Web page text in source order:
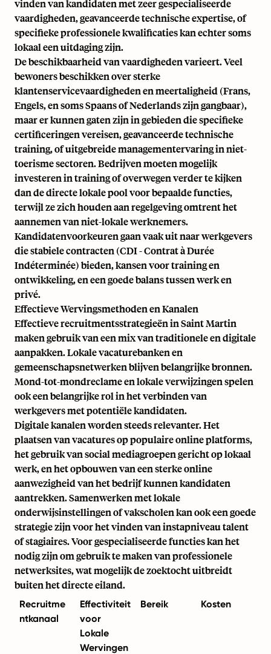
vinden van kandidaten met zeer gespecialiseerde
vaardigheden, geavanceerde technische expertise, of
specifieke professionele kwalificaties kan echter soms
lokaal een uitdaging zijn.
De beschikbaarheid van vaardigheden varieert. Veel
bewoners beschikken over sterke
klantenservicevaardigheden en meertaligheid (Frans,
Engels, en soms Spaans of Nederlands zijn gangbaar),
maar er kunnen gaten zijn in gebieden die specifieke
certificeringen vereisen, geavanceerde technische
training, of uitgebreide managementervaring in niet-
toerisme sectoren. Bedrijven moeten mogelijk
investeren in training of overwegen verder te kijken
dan de directe lokale pool voor bepaalde functies,
terwijl ze zich houden aan regelgeving omtrent het
aannemen van niet-lokale werknemers.
Kandidatenvoorkeuren gaan vaak uit naar werkgevers
die stabiele contracten (CDI - Contrat à Durée
Indéterminée) bieden, kansen voor training en
ontwikkeling, en een goede balans tussen werk en
privé.
Effectieve Wervingsmethoden en Kanalen
Effectieve recruitmentsstrategieën in Saint Martin
maken gebruik van een mix van traditionele en digitale
aanpakken. Lokale vacaturebanken en
gemeenschapsnetwerken blijven belangrijke bronnen.
Mond-tot-mondreclame en lokale verwijzingen spelen
ook een belangrijke rol in het verbinden van
werkgevers met potentiële kandidaten.
Digitale kanalen worden steeds relevanter. Het
plaatsen van vacatures op populaire online platforms,
het gebruik van social mediagroepen gericht op lokaal
werk, en het opbouwen van een sterke online
aanwezigheid van het bedrijf kunnen kandidaten
aantrekken. Samenwerken met lokale
onderwijsinstellingen of vakscholen kan ook een goede
strategie zijn voor het vinden van instapniveau talent
of stagiaires. Voor gespecialiseerde functies kan het
nodig zijn om gebruik te maken van professionele
netwerksites, wat mogelijk de zoektocht uitbreidt
buiten het directe eiland.
Recruitme
ntkanaal
Effectiviteit
voor
Lokale
Wervingen
Bereik Kosten